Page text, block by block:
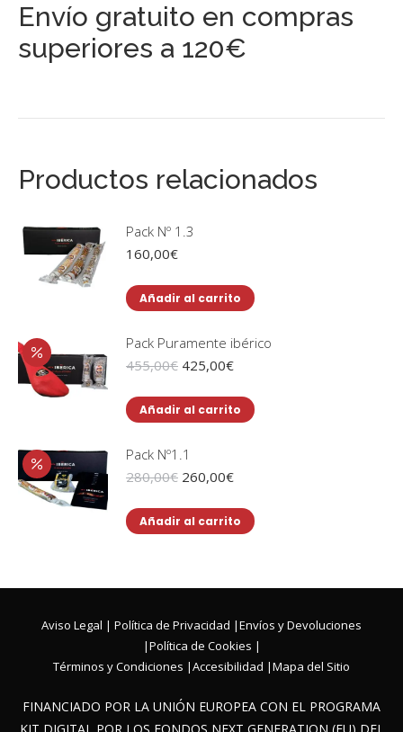
Envío gratuito en compras
superiores a 120€
Productos relacionados
Pack Nº 1.3
160,00€
Añadir al carrito
Pack Puramente ibérico
455,00€ El
original
era:
425,00€El
actual
es:
Añadir al carrito
Pack Nº1.1
280,00€ El
original
era:
260,00€El
actual
es:
Añadir al carrito
Aviso Legal | Política de Privacidad |Envíos y Devoluciones
|Política de Cookies |
Términos y Condiciones |Accesibilidad |Mapa del Sitio
FINANCIADO POR LA UNIÓN EUROPEA CON EL PROGRAMA